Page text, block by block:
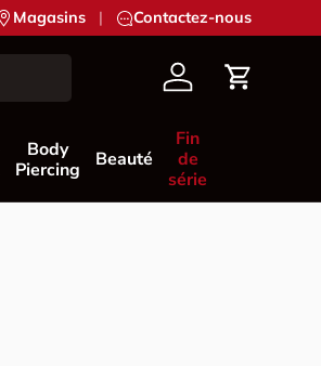
Magasins | Contactez-nous
ComptePanier
Body
Piercing
Beauté
Fin
de
série